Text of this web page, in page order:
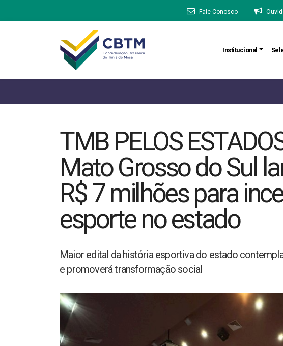
Fale Conosco
Institucional
TMB PELOS
Mato Grosso do Sul
R$ 7 milhões para
esporte no estado
Maior edital da história esportiva do estado
e promoverá transformação social